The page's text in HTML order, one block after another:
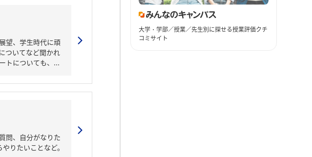
望、学生時代に頑
ついてなど聞かれ
トについても、...
問、自分がなりた
りたいことなど。
大学・学部／授業／先生別に探せる授業評価クチ
コミサイト